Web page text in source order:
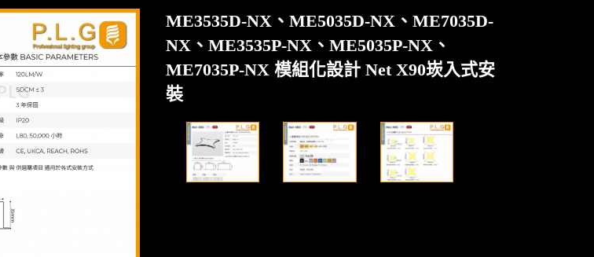
ME3535D-NX、ME5035D-NX、ME7035D-
NX、ME3535P-NX、ME5035P-NX、
ME7035P-NX 模組化設計 Net X90崁入式安
裝